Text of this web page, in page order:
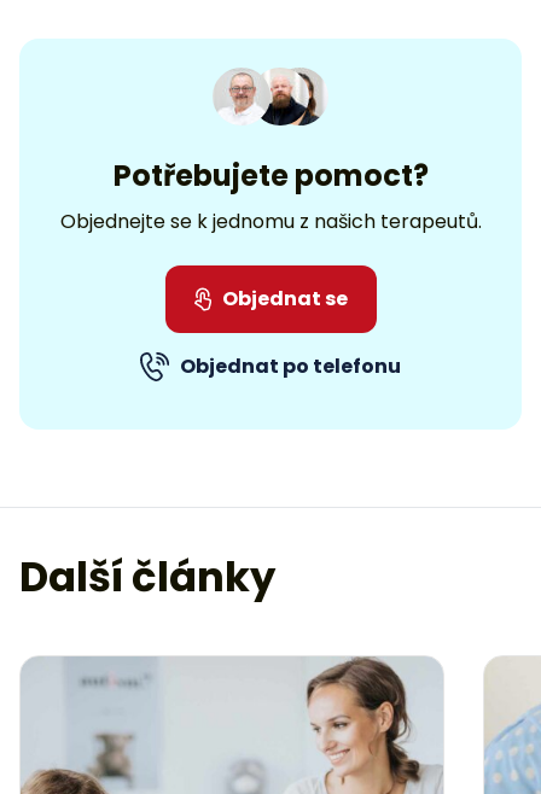
Potřebujete pomoct?
Objednejte se k jednomu z našich terapeutů.
Objednat se
Objednat po telefonu
Další články